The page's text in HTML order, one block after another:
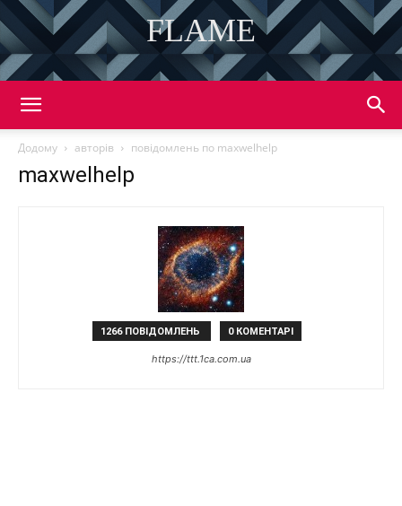
FLAME
DISCOVER THE ART OF PUBLISHING
Додому авторів повідомлень по maxwelhelp
maxwelhelp
1266 ПОВІДОМЛЕНЬ 0 КОМЕНТАРІ
https://ttt.1ca.com.ua